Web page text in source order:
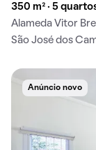
350 m² · 5
Alameda Vitor
São José dos
Anúncio novo